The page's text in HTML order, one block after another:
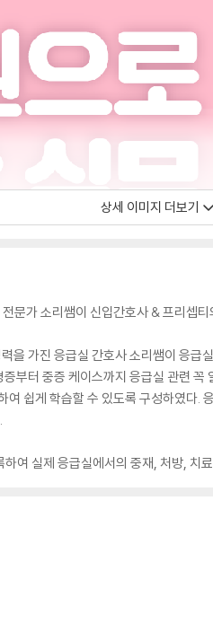
상세 이미지 더보기
문가 소리쌤이 신입간호사 & 프리셉
을 가진 응급실 간호사 소리쌤이 응
부터 중증 케이스까지 응급실 관련
쉽게 학습할 수 있도록 구성하였다
여 실제 응급실에서의 중재, 처방, 치